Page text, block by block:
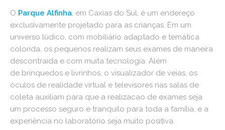
O Parque Alfinha, em Caxias do Sul, é um endereço
exclusivamente projetado para as crianças. Em um
universo lúdico, com mobiliário adaptado e temática
colorida, os pequenos realizam seus exames de maneira
descontraída e com muita tecnologia. Além
de brinquedos e livrinhos, o visualizador de veias, os
óculos de realidade virtual e televisores nas salas de
coleta auxiliam para que a realizacao de exames seja
um processo seguro e tranquilo para toda a família, e a
experiência no laboratório seja muito positiva.